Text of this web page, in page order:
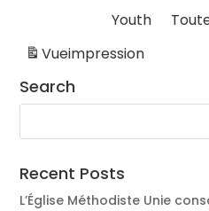
Youth
Vueimpression
Search
Recent Posts
L’Église Méthodiste Unie